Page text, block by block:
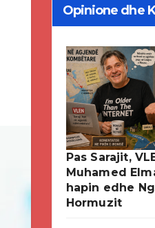
Opinione dhe
Pas Sarajit,
Muhamed
hapin edhe
Hormuzit